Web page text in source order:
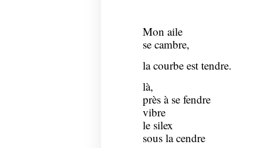
Mon aile
se cambre,
la courbe est tendre.
là,
près à se fendre
vibre
le silex
sous la cendre